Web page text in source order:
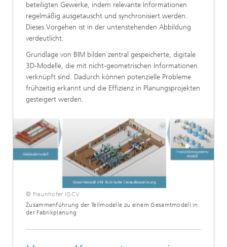
beteiligten Gewerke, indem relevante Informationen
regelmäßig ausgetauscht und synchronisiert werden.
Dieses Vorgehen ist in der untenstehenden Abbildung
verdeutlicht.
Grundlage von BIM bilden zentral gespeicherte, digitale
3D-Modelle, die mit nicht-geometrischen Informationen
verknüpft sind. Dadurch können potenzielle Probleme
frühzeitig erkannt und die Effizienz in Planungsprojekten
gesteigert werden.
© Fraunhofer IGCV
Zusammenführung der Teilmodelle zu einem Gesamtmodell in
der Fabrikplanung